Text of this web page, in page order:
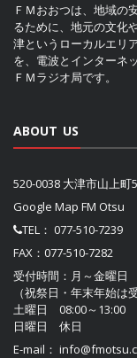
ＦＭおおつは、地域の
るために、地元の文化
津というローカルエリ
を、電波とインターネ
ＦＭラジオ局です。
ABOUT US
520-0038 大津市山上町
Google Map FM Otsu
TEL： 077-510-7239
FAX：077-510-7282
受付時間：月～金曜日
（祝祭日・年末年始は
土曜日 08:00～13:00
日曜日 休日
E-mail：